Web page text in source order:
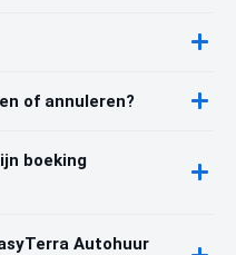
of annuleren?
boeking
Autohuur